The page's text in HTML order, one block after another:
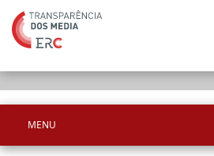
MENU